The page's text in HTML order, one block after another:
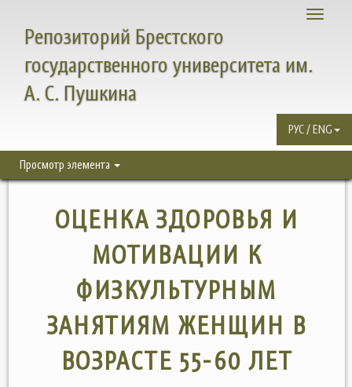
Toggle
Репозиторий Брестского
государственного университета им.
А. С. Пушкина
РУС / ENG
Просмотр элемента
ОЦЕНКА ЗДОРОВЬЯ И
МОТИВАЦИИ К
ФИЗКУЛЬТУРНЫМ
ЗАНЯТИЯМ ЖЕНЩИН В
ВОЗРАСТЕ 55-60 ЛЕТ